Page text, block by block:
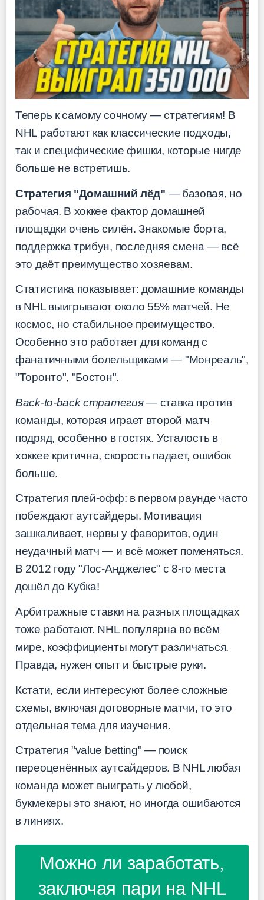
Теперь к самому сочному — стратегиям! В
NHL работают как классические подходы,
так и специфические фишки, которые нигде
больше не встретишь.
Стратегия "Домашний лёд" — базовая, но
рабочая. В хоккее фактор домашней
площадки очень силён. Знакомые борта,
поддержка трибун, последняя смена — всё
это даёт преимущество хозяевам.
Статистика показывает: домашние команды
в NHL выигрывают около 55% матчей. Не
космос, но стабильное преимущество.
Особенно это работает для команд с
фанатичными болельщиками — "Монреаль",
"Торонто", "Бостон".
Back-to-back стратегия— ставка против
команды, которая играет второй матч
подряд, особенно в гостях. Усталость в
хоккее критична, скорость падает, ошибок
больше.
Стратегия плей-офф: в первом раунде часто
побеждают аутсайдеры. Мотивация
зашкаливает, нервы у фаворитов, один
неудачный матч — и всё может поменяться.
В 2012 году "Лос-Анджелес" с 8-го места
дошёл до Кубка!
Арбитражные ставки на разных площадках
тоже работают. NHL популярна во всём
мире, коэффициенты могут различаться.
Правда, нужен опыт и быстрые руки.
Кстати, если интересуют более сложные
схемы, включая договорные матчи, то это
отдельная тема для изучения.
Стратегия "value betting" — поиск
переоценённых аутсайдеров. В NHL любая
команда может выиграть у любой,
букмекеры это знают, но иногда ошибаются
в линиях.
Можно ли заработать,
заключая пари на NHL